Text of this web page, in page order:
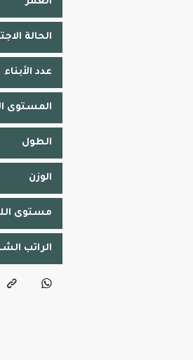
الحالة
عدد الأبناء
المستوى
الطول
الوزن
مستوى
الراتب